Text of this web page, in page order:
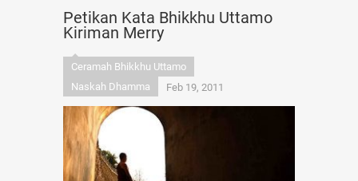
Petikan Kata Bhikkhu Uttamo
Kiriman Merry
Ceramah Bhikkhu Uttamo
Naskah Dhamma
Feb 19, 2011